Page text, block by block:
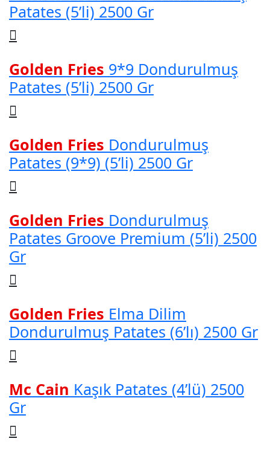
Patates (5’li) 2500 Gr
Golden Fries 9*9 Dondurulmuş
Patates (5’li) 2500 Gr
Golden Fries Dondurulmuş
Patates (9*9) (5’li) 2500 Gr
Golden Fries Dondurulmuş
Patates Groove Premium (5’li) 2500
Gr
Golden Fries Elma Dilim
Dondurulmuş Patates (6’lı) 2500 Gr
Mc Cain Kaşık Patates (4’lü) 2500
Gr